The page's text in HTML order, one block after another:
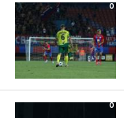
0
0